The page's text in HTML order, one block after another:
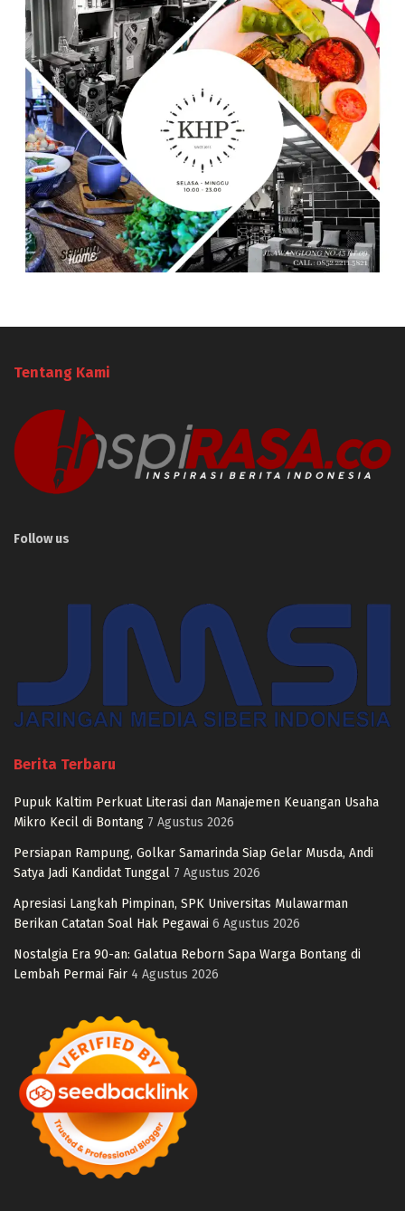
Tentang Kami
Follow us
Berita Terbaru
Pupuk Kaltim Perkuat Literasi dan Manajemen Keuangan Usaha
Mikro Kecil di Bontang 7 Agustus 2026
Persiapan Rampung, Golkar Samarinda Siap Gelar Musda, Andi
Satya Jadi Kandidat Tunggal 7 Agustus 2026
Apresiasi Langkah Pimpinan, SPK Universitas Mulawarman
Berikan Catatan Soal Hak Pegawai 6 Agustus 2026
Nostalgia Era 90-an: Galatua Reborn Sapa Warga Bontang di
Lembah Permai Fair 4 Agustus 2026